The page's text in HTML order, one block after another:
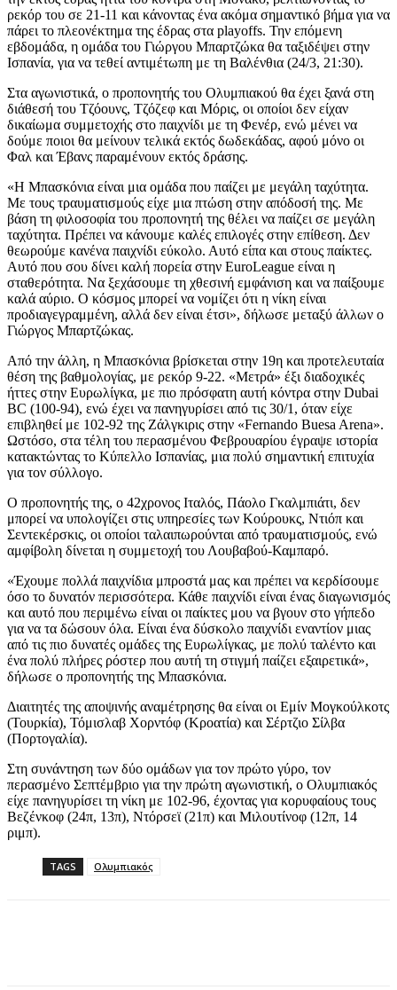
ρεκόρ του σε 21-11 και κάνοντας ένα ακόμα σημαντικό βήμα για να
πάρει το πλεονέκτημα της έδρας στα playoffs. Την επόμενη
εβδομάδα, η ομάδα του Γιώργου Μπαρτζώκα θα ταξιδέψει στην
Ισπανία, για να τεθεί αντιμέτωπη με τη Βαλένθια (24/3, 21:30).
Στα αγωνιστικά, ο προπονητής του Ολυμπιακού θα έχει ξανά στη
διάθεσή του Τζόουνς, Τζόζεφ και Μόρις, οι οποίοι δεν είχαν
δικαίωμα συμμετοχής στο παιχνίδι με τη Φενέρ, ενώ μένει να
δούμε ποιοι θα μείνουν τελικά εκτός δωδεκάδας, αφού μόνο οι
Φαλ και Έβανς παραμένουν εκτός δράσης.
«Η Μπασκόνια είναι μια ομάδα που παίζει με μεγάλη ταχύτητα.
Με τους τραυματισμούς είχε μια πτώση στην απόδοσή της. Με
βάση τη φιλοσοφία του προπονητή της θέλει να παίζει σε μεγάλη
ταχύτητα. Πρέπει να κάνουμε καλές επιλογές στην επίθεση. Δεν
θεωρούμε κανένα παιχνίδι εύκολο. Αυτό είπα και στους παίκτες.
Αυτό που σου δίνει καλή πορεία στην EuroLeague είναι η
σταθερότητα. Να ξεχάσουμε τη χθεσινή εμφάνιση και να παίξουμε
καλά αύριο. Ο κόσμος μπορεί να νομίζει ότι η νίκη είναι
προδιαγεγραμμένη, αλλά δεν είναι έτσι», δήλωσε μεταξύ άλλων ο
Γιώργος Μπαρτζώκας.
Από την άλλη, η Μπασκόνια βρίσκεται στην 19η και προτελευταία
θέση της βαθμολογίας, με ρεκόρ 9-22. «Μετρά» έξι διαδοχικές
ήττες στην Ευρωλίγκα, με πιο πρόσφατη αυτή κόντρα στην Dubai
BC (100-94), ενώ έχει να πανηγυρίσει από τις 30/1, όταν είχε
επιβληθεί με 102-92 της Ζάλγκιρις στην «Fernando Buesa Arena».
Ωστόσο, στα τέλη του περασμένου Φεβρουαρίου έγραψε ιστορία
κατακτώντας το Κύπελλο Ισπανίας, μια πολύ σημαντική επιτυχία
για τον σύλλογο.
Ο προπονητής της, o 42χρονος Ιταλός, Πάολο Γκαλμπιάτι, δεν
μπορεί να υπολογίζει στις υπηρεσίες των Κούρουκς, Ντιόπ και
Σεντεκέρσκις, οι οποίοι ταλαιπωρούνται από τραυματισμούς, ενώ
αμφίβολη δίνεται η συμμετοχή του Λουβαβού-Καμπαρό.
«Έχουμε πολλά παιχνίδια μπροστά μας και πρέπει να κερδίσουμε
όσο το δυνατόν περισσότερα. Κάθε παιχνίδι είναι ένας διαγωνισμός
και αυτό που περιμένω είναι οι παίκτες μου να βγουν στο γήπεδο
για να τα δώσουν όλα. Είναι ένα δύσκολο παιχνίδι εναντίον μιας
από τις πιο δυνατές ομάδες της Ευρωλίγκας, με πολύ ταλέντο και
ένα πολύ πλήρες ρόστερ που αυτή τη στιγμή παίζει εξαιρετικά»,
δήλωσε ο προπονητής της Μπασκόνια.
Διαιτητές της αποψινής αναμέτρησης θα είναι οι Εμίν Μογκούλκοτς
(Τουρκία), Τόμισλαβ Χορντόφ (Κροατία) και Σέρτζιο Σίλβα
(Πορτογαλία).
Στη συνάντηση των δύο ομάδων για τον πρώτο γύρο, τον
περασμένο Σεπτέμβριο για την πρώτη αγωνιστική, ο Ολυμπιακός
είχε πανηγυρίσει τη νίκη με 102-96, έχοντας για κορυφαίους τους
Βεζένκοφ (24π, 13π), Ντόρσεϊ (21π) και Μιλουτίνοφ (12π, 14
ριμπ).
TAGS Ολυμπιακός